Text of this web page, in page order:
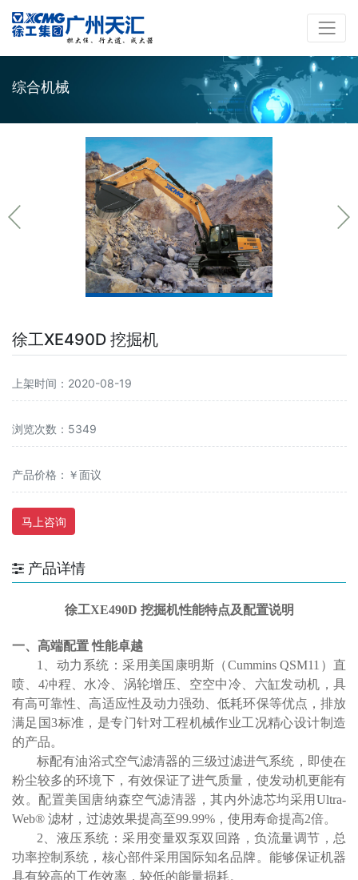
综合机械
徐工XE490D 挖掘机
上架时间：2020-08-19
浏览次数：5349
产品价格：￥面议
马上咨询
产品详情
徐工XE490D 挖掘机性能特点及配置说明
一、高端配置 性能卓越
1、动力系统 ：采用美国康明斯（Cummins QSM11）直
喷、4冲程、水冷、涡轮增压、空空中冷、六缸发动机，具
有高可靠性、高适应性及动力强劲、低耗环保等优点，排放
满足 国3标准，是专门针对工程机械作业工况精心设计制造
的产品。
标配有油浴式空气滤清器的三级过滤进气系统，即使在
粉尘较多的环境下，有效保证了进气质量，使发动机更能有
效。配置美国唐纳森空气滤清器，其内外滤芯均采用 Ultra-
Web® 滤材，过滤效果提高至99.99%，使用寿命提高2倍。
2、液压系统 ：采用变量双泵双回路，负流量调节，总
功率控制系统，核心部件采用国际知名品牌。能够保证机器
具有较高的工作效率，较低的能量损耗。